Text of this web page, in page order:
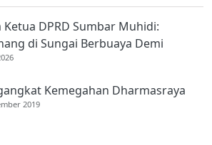
Ketua DPRD Sumbar Muhidi:
di Sungai Berbuaya Demi
Ekonomi Orang Tua
Kemegahan Dharmasraya
2019